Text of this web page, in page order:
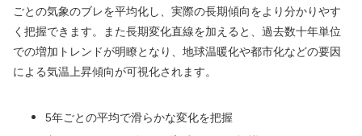
ごとの気象のブレを平均化し、実際の長期傾向をより分かりやす
く把握できます。また長期変化直線を加えると、過去数十年単位
での増加トレンドが明瞭となり、地球温暖化や都市化などの要因
による気温上昇傾向が可視化されます。
5年ごとの平均で滑らかな変化を把握